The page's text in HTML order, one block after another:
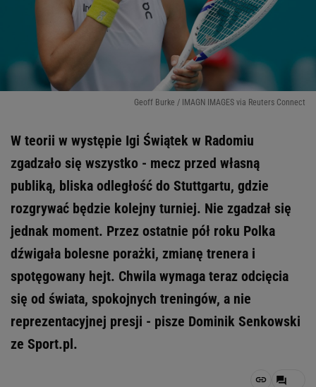
Geoff Burke / IMAGN IMAGES via Reuters Connect
W teorii w występie Igi Świątek w Radomiu
zgadzało się wszystko - mecz przed własną
publiką, bliska odległość do Stuttgartu, gdzie
rozgrywać będzie kolejny turniej. Nie zgadzał się
jednak moment. Przez ostatnie pół roku Polka
dźwigała bolesne porażki, zmianę trenera i
spotęgowany hejt. Chwila wymaga teraz odcięcia
się od świata, spokojnych treningów, a nie
reprezentacyjnej presji - pisze Dominik Senkowski
ze Sport.pl.